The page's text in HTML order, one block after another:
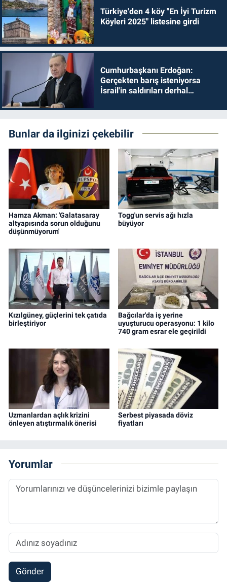
Türkiye'den 4 köy "En İyi Turizm
Köyleri 2025" listesine girdi
Cumhurbaşkanı Erdoğan:
Gerçekten barış isteniyorsa
İsrail'in saldırıları derhal
Bunlar da ilginizi çekebilir
Hamza Akman: 'Galatasaray
altyapısında sorun olduğunu
düşünmüyorum'
Togg'un servis ağı hızla
büyüyor
Kızılgüney, güçlerini tek çatıda
birleştiriyor
Bağcılar'da iş yerine
uyuşturucu operasyonu: 1 kilo
740 gram esrar ele geçirildi
Uzmanlardan açlık krizini
önleyen atıştırmalık önerisi
Serbest piyasada döviz
fiyatları
Yorumlar
Gönder